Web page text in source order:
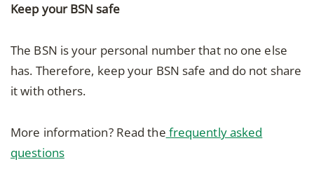
Keep your BSN safe
The BSN is your personal number that no one else
has. Therefore, keep your BSN safe and do not share
it with others.
More information? Read the frequently asked
questions